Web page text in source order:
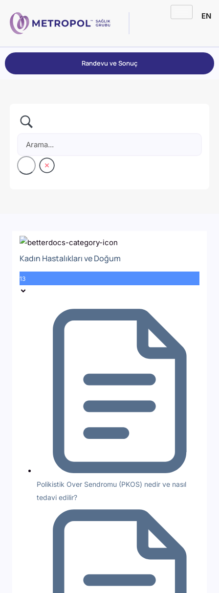
EN
Randevu ve Sonuç
Kadın Hastalıkları ve Doğum
13
Polikistik Over Sendromu (PKOS) nedir ve nasıl
tedavi edilir?